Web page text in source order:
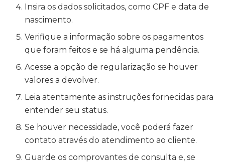
Insira os dados solicitados, como CPF e data de
nascimento.
Verifique a informação sobre os pagamentos
que foram feitos e se há alguma pendência.
Acesse a opção de regularização se houver
valores a devolver.
Leia atentamente as instruções fornecidas para
entender seu status.
Se houver necessidade, você poderá fazer
contato através do atendimento ao cliente.
Guarde os comprovantes de consulta e, se